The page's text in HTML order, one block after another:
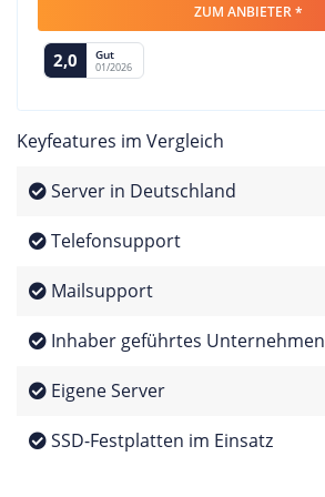
ZUM ANBIETER *
2,0 Gut
01/2026
Keyfeatures im Vergleich
Server in Deutschland
Telefonsupport
Mailsupport
Inhaber geführtes Unternehmen
Eigene Server
SSD-Festplatten im Einsatz